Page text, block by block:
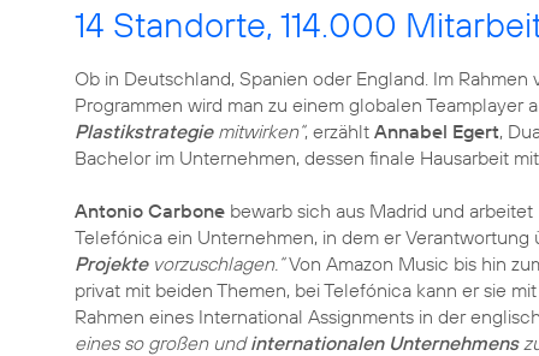
14 Standorte, 114.000
Ob in Deutschland, Spanien oder England. Im
Programmen wird man zu einem globalen Teamplayer
Plastikstrategiemitwirken“, erzählt Annabel Egert,
Bachelor im Unternehmen, dessen finale Hausarbeit
Antonio Carbone bewarb sich aus Madrid und
Telefónica ein Unternehmen, in dem er
Projektevorzuschlagen.“Von Amazon Music bis hin
privat mit beiden Themen, bei Telefónica kann er sie
Rahmen eines International Assignments in der
eines so großen undinternationalen Unternehmens